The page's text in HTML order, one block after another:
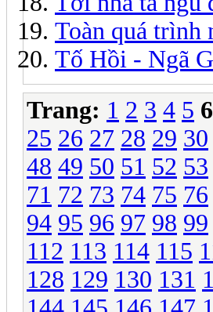
Toàn quá trình
Tố Hồi - Ngã
Trang: 1 2 3 4 5 6
25 26 27 28 29 30
48 49 50 51 52 53
71 72 73 74 75 76
94 95 96 97 98 99
112 113 114 115
128 129 130 131